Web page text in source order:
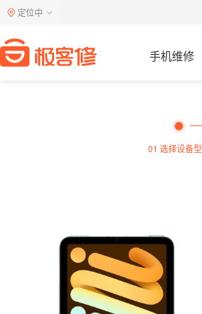
定位中
手机维修
01 选择设备